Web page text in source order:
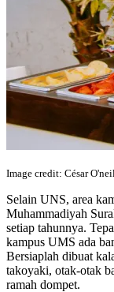
Image credit: César
Selain UNS, area
Muhammadiyah
setiap tahunnya.
kampus UMS ada
Bersiaplah dibuat
takoyaki, otak-otak
ramah dompet.